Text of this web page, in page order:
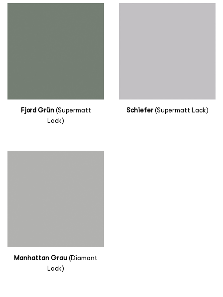
Fjord Grün(Supermatt
Lack)
Schiefer(Supermatt Lack)
Manhattan Grau (Diamant
Lack)